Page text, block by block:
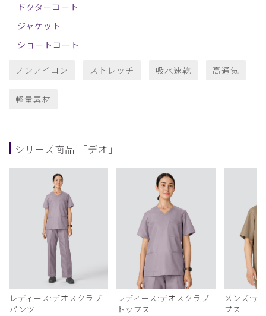
ドクターコート
ジャケット
ショートコート
ノンアイロン ストレッチ 吸水速乾 高通気
軽量素材
シリーズ商品 「デオ」
レディース:デオスクラブ
パンツ
レディース:デオスクラブ
トップス
メンズ:デ
プス